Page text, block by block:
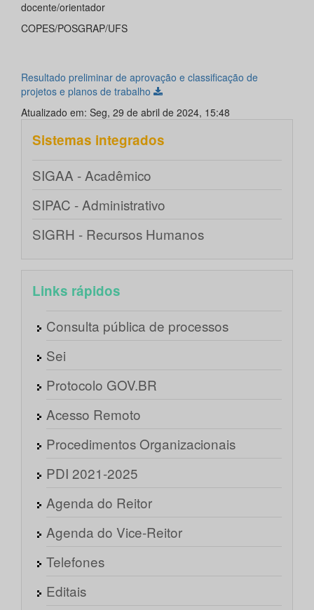
docente/orientador
COPES/POSGRAP/UFS
Resultado preliminar de aprovação e classificação de
projetos e planos de trabalho
Atualizado em: Seg, 29 de abril de 2024, 15:48
Sistemas integrados
SIGAA - Acadêmico
SIPAC - Administrativo
SIGRH - Recursos Humanos
Links rápidos
Consulta pública de processos
Sei
Protocolo GOV.BR
Acesso Remoto
Procedimentos Organizacionais
PDI 2021-2025
Agenda do Reitor
Agenda do Vice-Reitor
Telefones
Editais